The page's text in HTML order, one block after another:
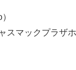
スマックプラザ